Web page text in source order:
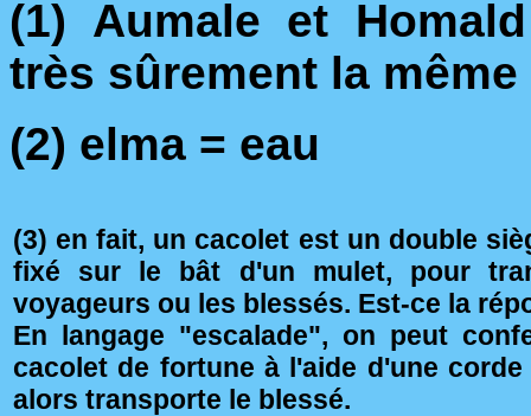
(1) Aumale et
très sûrement la
(2) elma = eau
(3) en fait, un cacolet est un double
fixé sur le bât d'un mulet, pour
voyageurs ou les blessés. Est-ce la
En langage "escalade", on peut
cacolet de fortune à l'aide d'une
alors transporte le blessé.